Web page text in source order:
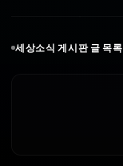
세상소식 게시판 글 목록